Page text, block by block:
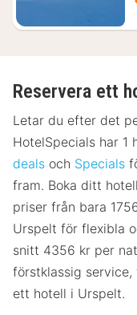
Reservera ett
Letar du efter det
HotelSpecials har 1
deals och Specials
fram. Boka ditt
priser från bara
Urspelt för flexibla
snitt 4356 kr per
förstklassig
ett hotell i Urspelt.